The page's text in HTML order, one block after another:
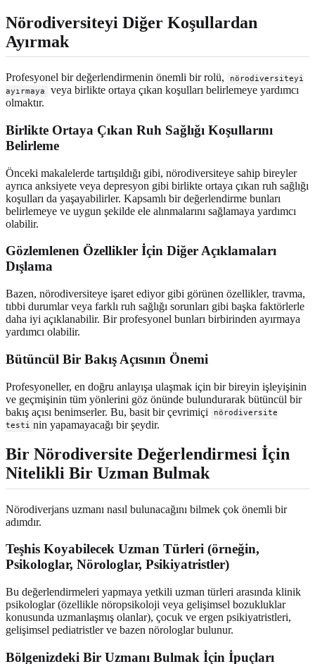
Nörodiversiteyi Diğer Koşullardan
Ayırmak
Profesyonel bir değerlendirmenin önemli bir rolü,
nörodiversiteyi
ayırmaya
veya birlikte ortaya çıkan koşulları belirlemeye yardımcı
olmaktır.
Birlikte Ortaya Çıkan Ruh Sağlığı Koşullarını
Belirleme
Önceki makalelerde tartışıldığı gibi, nörodiversiteye sahip bireyler
ayrıca anksiyete veya depresyon gibi birlikte ortaya çıkan ruh sağlığı
koşulları da yaşayabilirler. Kapsamlı bir değerlendirme bunları
belirlemeye ve uygun şekilde ele alınmalarını sağlamaya yardımcı
olabilir.
Gözlemlenen Özellikler İçin Diğer Açıklamaları
Dışlama
Bazen, nörodiversiteye işaret ediyor gibi görünen özellikler, travma,
tıbbi durumlar veya farklı ruh sağlığı sorunları gibi başka faktörlerle
daha iyi açıklanabilir. Bir profesyonel bunları birbirinden ayırmaya
yardımcı olabilir.
Bütüncül Bir Bakış Açısının Önemi
Profesyoneller, en doğru anlayışa ulaşmak için bir bireyin işleyişinin
ve geçmişinin tüm yönlerini göz önünde bulundurarak bütüncül bir
bakış açısı benimserler. Bu, basit bir çevrimiçi
nörodiversite
testi nin yapamayacağı bir şeydir.
Bir Nörodiversite Değerlendirmesi İçin
Nitelikli Bir Uzman Bulmak
Nörodiverjans uzmanı nasıl bulunacağını bilmek çok önemli bir
adımdır.
Teşhis Koyabilecek Uzman Türleri (örneğin,
Psikologlar, Nörologlar, Psikiyatristler)
Bu değerlendirmeleri yapmaya yetkili uzman türleri arasında klinik
psikologlar (özellikle nöropsikoloji veya gelişimsel bozukluklar
konusunda uzmanlaşmış olanlar), çocuk ve ergen psikiyatristleri,
gelişimsel pediatristler ve bazen nörologlar bulunur.
Bölgenizdeki Bir Uzmanı Bulmak İçin İpuçları